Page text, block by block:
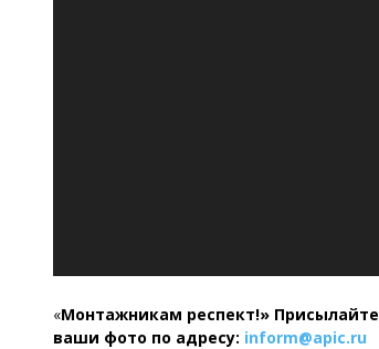
«Монтажникам респект!» Присылайте
ваши фото по адресу: inform@apic.ru